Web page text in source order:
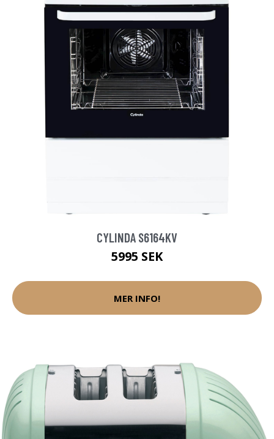
CYLINDA S6164KV
5995 SEK
MER INFO!